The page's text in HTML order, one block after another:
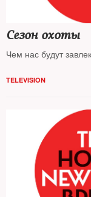
Сезон охоты
Чем нас будут
TELEVISION